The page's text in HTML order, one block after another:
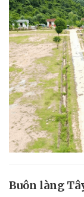
Buôn làng